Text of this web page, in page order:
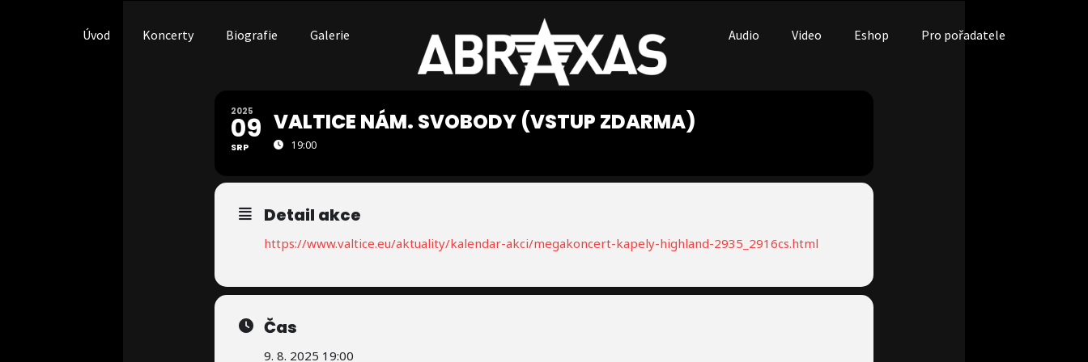
Úvod Koncerty Biografie Galerie Audio Video Eshop Pro pořadatele
2025
09
SRP
VALTICE NÁM. SVOBODY (VSTUP ZDARMA)
19:00
Detail akce
https://www.valtice.eu/aktuality/kalendar-akci/megakoncert-kapely-highland-2935_2916cs.html
Čas
9. 8. 2025 19:00